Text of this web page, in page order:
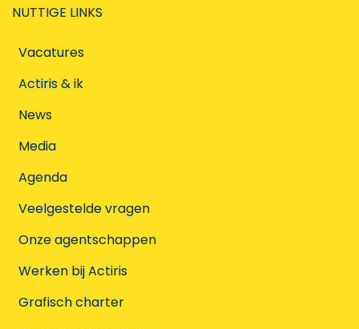
NUTTIGE LINKS
Vacatures
Actiris & ik
News
Media
Agenda
Veelgestelde vragen
Onze agentschappen
Werken bij Actiris
Grafisch charter